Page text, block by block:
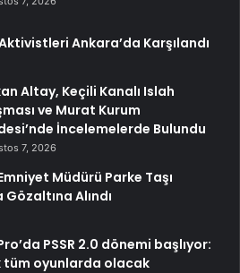
Ankara’da Karşılandı
Altay, Keçili Kanalı Islah
ve Murat Kurum
İncelemelerde Bulundu
7, 2026
Müdürü Parke Taşı
Gözaltına Alındı
PSSR 2.0 dönemi başlıyor:
tüm oyunlarda olacak